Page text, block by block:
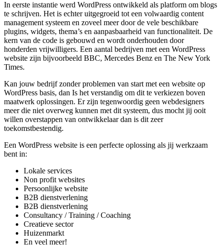
In eerste instantie werd WordPress ontwikkeld als platform om blogs
te schrijven. Het is echter uitgegroeid tot een volwaardig content
management systeem en zoveel meer door de vele beschikbare
plugins, widgets, thema’s en aanpasbaarheid van functionaliteit. De
kern van de code is gebouwd en wordt onderhouden door
honderden vrijwilligers. Een aantal bedrijven met een WordPress
website zijn bijvoorbeeld BBC, Mercedes Benz en The New York
Times.
Kan jouw bedrijf zonder problemen van start met een website op
WordPress basis, dan Is het verstandig om dit te verkiezen boven
maatwerk oplossingen. Er zijn tegenwoordig geen webdesigners
meer die niet overweg kunnen met dit systeem, dus mocht jij ooit
willen overstappen van ontwikkelaar dan is dit zeer
toekomstbestendig.
Een WordPress website is een perfecte oplossing als jij werkzaam
bent in:
Lokale services
Non profit websites
Persoonlijke website
B2B dienstverlening
B2B dienstverlening
Consultancy / Training / Coaching
Creatieve sector
Huizenmarkt
En veel meer!